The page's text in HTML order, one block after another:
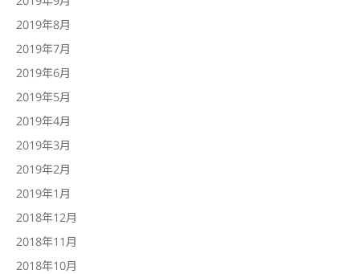
2019年8月
2019年7月
2019年6月
2019年5月
2019年4月
2019年3月
2019年2月
2019年1月
2018年12月
2018年11月
2018年10月